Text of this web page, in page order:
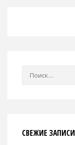
Найти:
СВЕЖИЕ ЗАПИСИ